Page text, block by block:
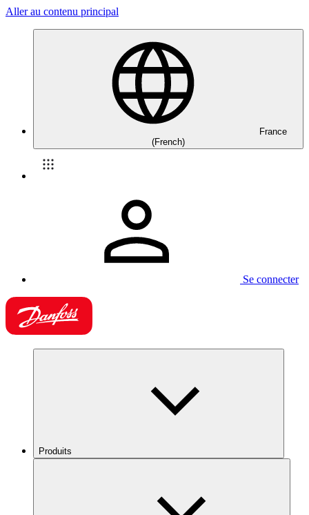
Aller au contenu principal
France
(French)
Se connecter
Produits